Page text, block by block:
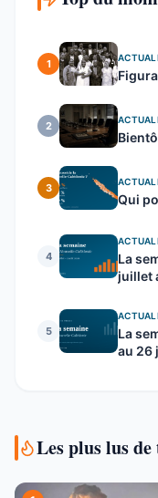
1
2
3
Qui
4
La
juillet
5
La
au 26
Les plus lus